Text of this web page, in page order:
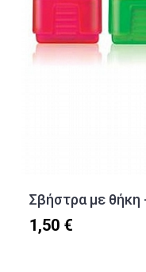
Σβήστρα με θήκη
1,50 €